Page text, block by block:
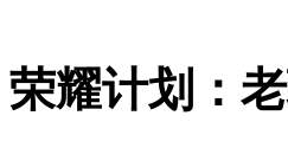
荣耀计划：